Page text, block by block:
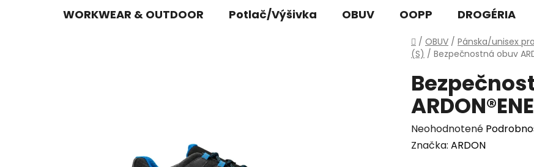
WORKWEAR & OUTDOOR Potlač/Výšivka OBUV OOPP DROGÉRIA
Domov
/ OBUV / Pánska/unisex
(S) / Bezpečnostná obuv
Priemerné
hodnotenie
Neohodnotené
Značka: ARDON